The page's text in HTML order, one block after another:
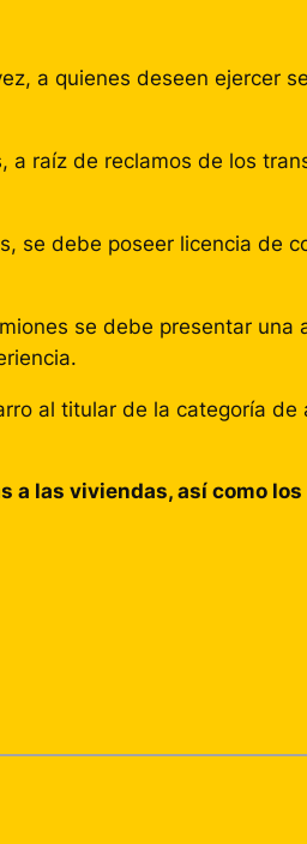
a quienes deseen ejercer
raíz de reclamos de los
se debe poseer licencia de
se debe presentar una
al titular de la categoría
a las viviendas, así como